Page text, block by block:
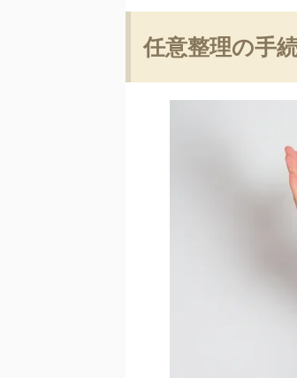
任意整理の手